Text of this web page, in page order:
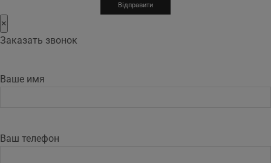
×
Заказать звонок
Ваше имя
Ваш телефон